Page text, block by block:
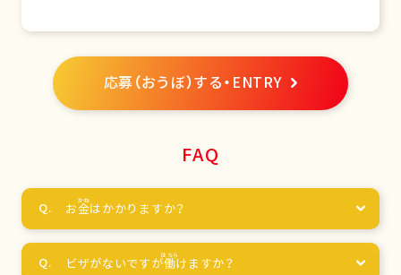
応募（おうぼ）する・ENTRY
FAQ
お金はかかりますか？
ビザがないですが働けますか？